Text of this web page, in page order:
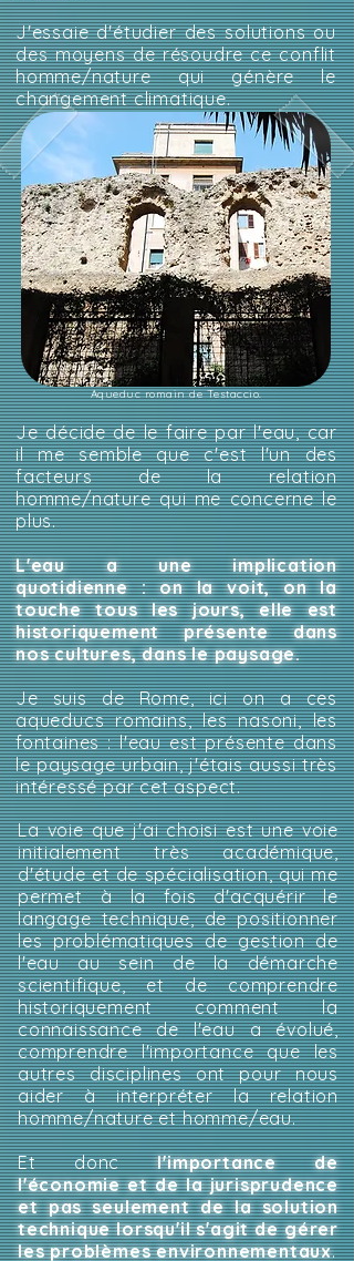
J'essaie d'étudier des solutions ou
des moyens de résoudre ce conflit
homme/nature qui génère le
changement climatique.
Aqueduc romain de Testaccio.
Je décide de le faire par l'eau, car
il me semble que c'est l'un des
facteurs de la relation
homme/nature qui me concerne le
plus.
L'eau a une implication
quotidienne : on la voit, on la
touche tous les jours, elle est
historiquement présente dans
nos cultures, dans le paysage.
Je suis de Rome, ici on a ces
aqueducs romains, les nasoni, les
fontaines : l'eau est présente dans
le paysage urbain, j'étais aussi très
intéressé par cet aspect.
​La voie que j'ai choisi est une voie
initialement très académique,
d'étude et de spécialisation, qui me
permet à la fois d'acquérir le
langage technique, de positionner
les problématiques de gestion de
l'eau au sein de la démarche
scientifique, et de comprendre
historiquement comment la
connaissance de l'eau a évolué,
comprendre l'importance que les
autres disciplines ont pour nous
aider à interpréter la relation
homme/nature et homme/eau.
Et doncl'importance de
l'économie et de la jurisprudence
et pas seulement de la solution
technique lorsqu'il s'agit de gérer
les problèmes environnementaux.